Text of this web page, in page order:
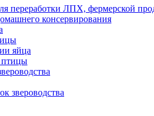
переработки ЛПХ, фермерской
консервирования
яйца
звероводства